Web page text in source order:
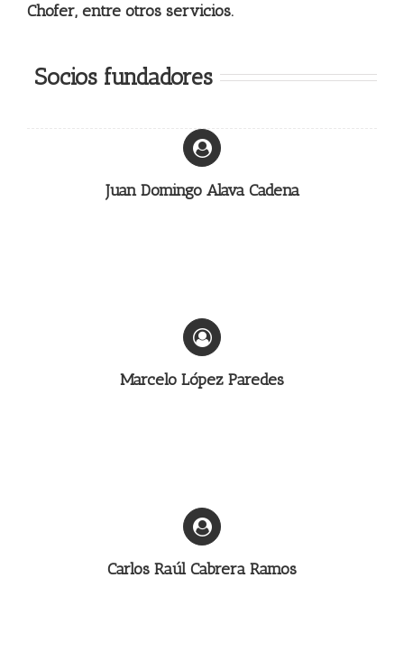
Chofer, entre otros servicios.
Socios fundadores
Juan Domingo Alava Cadena
Marcelo López Paredes
Carlos Raúl Cabrera Ramos